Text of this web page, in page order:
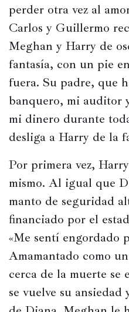
perder otra vez al
Carlos y Guillermo
Meghan y Harry de
fantasía, con un pie
fuera. Su padre, que
banquero, mi auditor
mi dinero durante
desliga a Harry de la
Por primera vez,
mismo. Al igual que
manto de seguridad
financiado por el
«Me sentí engordado
Amamantado como
cerca de la muerte se
se vuelve su ansiedad